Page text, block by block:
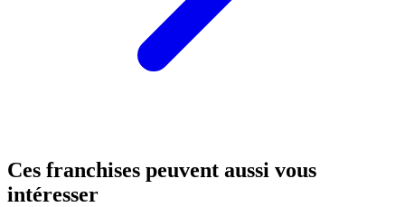
Ces franchises peuvent aussi vous
intéresser